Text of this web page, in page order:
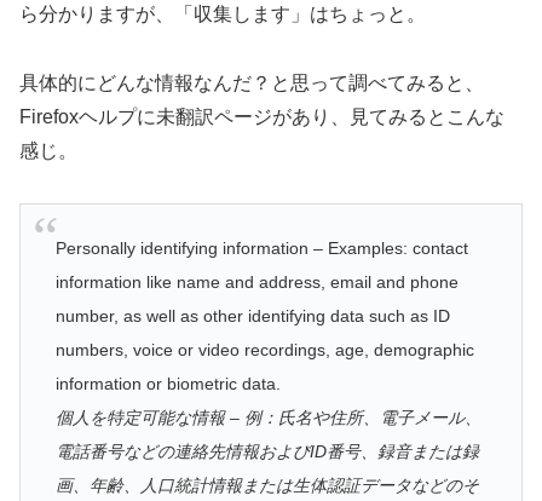
ら分かりますが、「収集します」はちょっと。
具体的にどんな情報なんだ？と思って調べてみると、
Firefoxヘルプに未翻訳ページがあり、見てみるとこんな
感じ。
Personally identifying information – Examples: contact
information like name and address, email and phone
number, as well as other identifying data such as ID
numbers, voice or video recordings, age, demographic
information or biometric data.
個人を特定可能な情報 – 例：氏名や住所、電子メール、
電話番号などの連絡先情報およびID番号、録音または録
画、年齢、人口統計情報または生体認証データなどのそ